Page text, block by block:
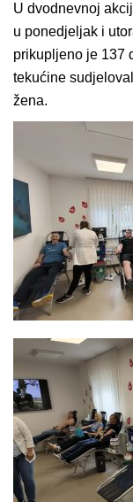
U dvodnevnoj
u ponedjeljak i
prikupljeno je 137
tekućine
žena.